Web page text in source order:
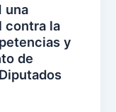
una
contra la
y
de